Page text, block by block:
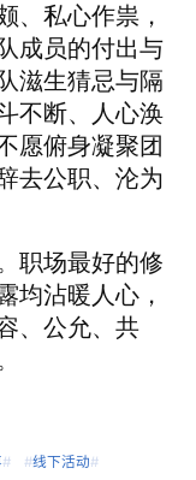
、私心作祟，
成员的付出与
滋生猜忌与隔
不断、人心涣
愿俯身凝聚团
去公职、沦为
职场最好的修
均沾暖人心，
、公允、共
# #线下活动#